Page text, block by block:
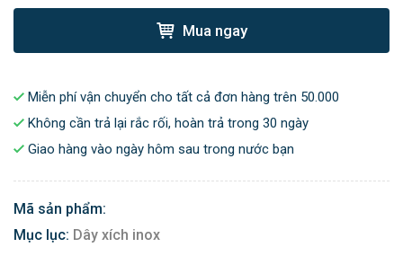
Mua ngay
Miễn phí vận chuyển cho tất cả đơn hàng trên 50.000
Không cần trả lại rắc rối, hoàn trả trong 30 ngày
Giao hàng vào ngày hôm sau trong nước bạn
Mã sản phẩm:
Mục lục: Dây xích inox